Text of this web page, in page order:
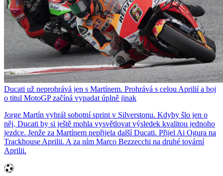
Ducati už neprohrává jen s Martínem. Prohrává s celou Aprilií a boj
o titul MotoGP začíná vypadat úplně jinak
Jorge Martín vyhrál sobotní sprint v Silverstonu. Kdyby šlo jen o
něj, Ducati by si ještě mohla vysvětlovat výsledek kvalitou jednoho
jezdce. Jenže za Martínem nepřijela další Ducati. Přijel Ai Ogura na
Trackhouse Aprilii. A za ním Marco Bezzecchi na druhé tovární
Aprilii.